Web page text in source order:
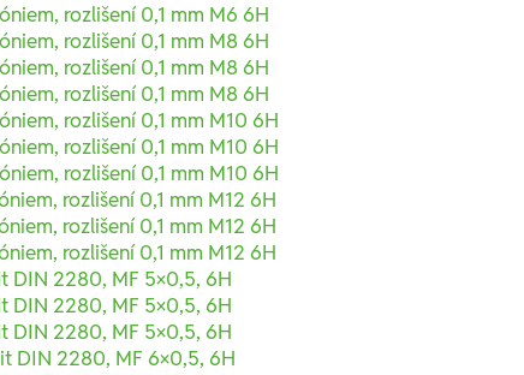
rozlišení 0,1 mm M6 6H
rozlišení 0,1 mm M8 6H
rozlišení 0,1 mm M8 6H
rozlišení 0,1 mm M8 6H
rozlišení 0,1 mm M10 6H
rozlišení 0,1 mm M10 6H
rozlišení 0,1 mm M10 6H
rozlišení 0,1 mm M12 6H
rozlišení 0,1 mm M12 6H
rozlišení 0,1 mm M12 6H
DIN 2280, MF 5×0,5, 6H
DIN 2280, MF 5×0,5, 6H
DIN 2280, MF 5×0,5, 6H
DIN 2280, MF 6×0,5, 6H